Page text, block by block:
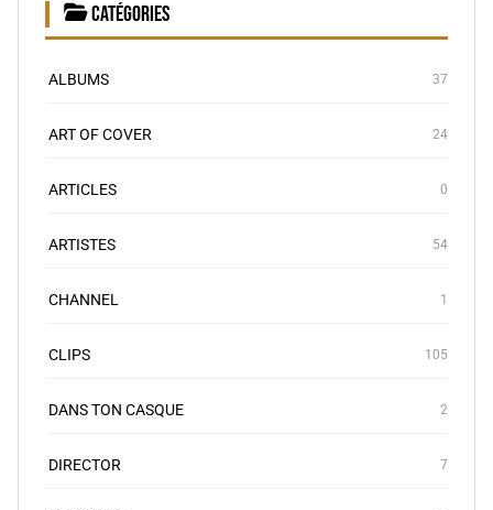
CATÉGORIES
ALBUMS 37
ART OF COVER 24
ARTICLES 0
ARTISTES 54
CHANNEL 1
CLIPS 105
DANS TON CASQUE 2
DIRECTOR 7